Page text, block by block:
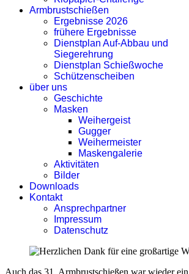
Armbrustschießen
Ergebnisse 2026
frühere Ergebnisse
Dienstplan Auf-Abbau und
Siegerehrung
Dienstplan Schießwoche
Schützenscheiben
über uns
Geschichte
Masken
Weihergeist
Gugger
Weihermeister
Maskengalerie
Aktivitäten
Bilder
Downloads
Kontakt
Ansprechpartner
Impressum
Datenschutz
Auch das 31. Armbrustschießen war wieder